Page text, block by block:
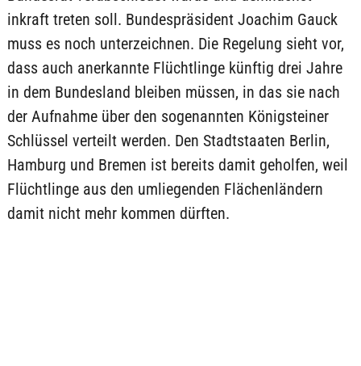
inkraft treten soll. Bundespräsident Joachim Gauck
muss es noch unterzeichnen. Die Regelung sieht vor,
dass auch anerkannte Flüchtlinge künftig drei Jahre
in dem Bundesland bleiben müssen, in das sie nach
der Aufnahme über den sogenannten Königsteiner
Schlüssel verteilt werden. Den Stadtstaaten Berlin,
Hamburg und Bremen ist bereits damit geholfen, weil
Flüchtlinge aus den umliegenden Flächenländern
damit nicht mehr kommen dürften.